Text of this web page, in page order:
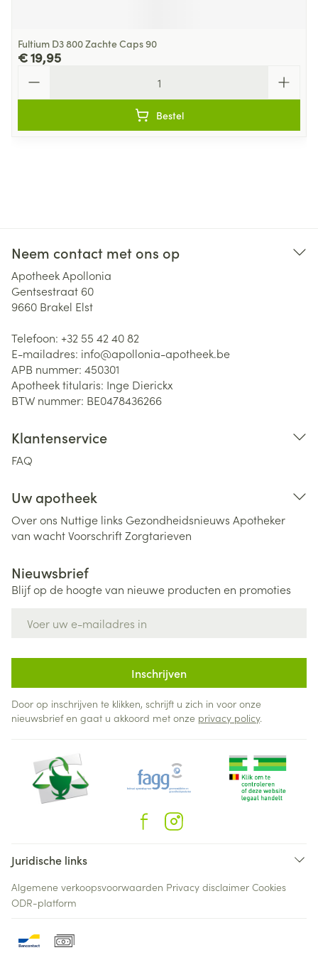
Fultium D3 800 Zachte Caps 90
€ 19,95
Bestel
Neem contact met ons op
Apotheek Apollonia
Gentsestraat 60
9660 Brakel Elst
Telefoon: +32 55 42 40 82
E-mailadres: info@apollonia-apotheek.be
APB nummer: 450301
Apotheek titularis: Inge Dierickx
BTW nummer: BE0478436266
Klantenservice
FAQ
Uw apotheek
Over ons Nuttige links Gezondheidsnieuws Apotheker
van wachtVoorschriftZorgtarieven
Nieuwsbrief
Blijf op de hoogte van nieuwe producten en promoties
Inschrijven
Door op inschrijven te klikken, schrijft u zich in voor onze
nieuwsbrief en gaat u akkoord met onze privacy policy.
Juridische links
Algemene verkoopsvoorwaarden Privacy disclaimer Cookies
ODR-platform